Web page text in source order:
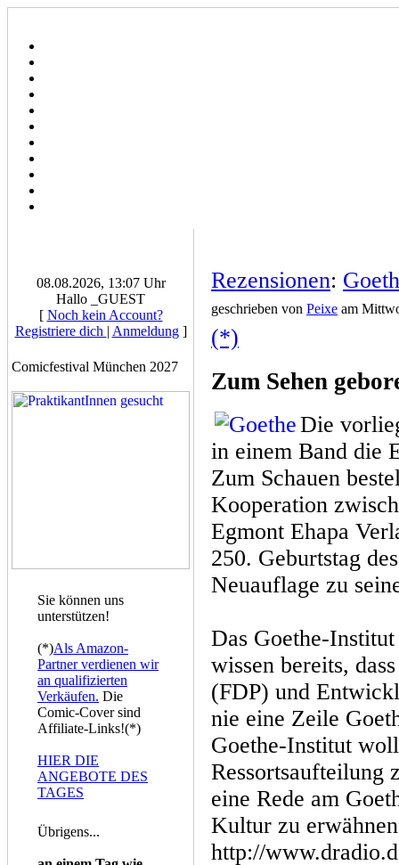
08.08.2026, 13:07 Uhr
Hallo _GUEST
[ Noch kein Account?
Registriere dich | Anmeldung]
Comicfestival München 2027
Sie können uns
unterstützen!
(*)Als Amazon-
Partner verdienen wir
an qualifizierten
Verkäufen. Die
Comic-Cover sind
Affiliate-Links!(*)
HIER DIE
ANGEBOTE DES
TAGES
Übrigens...
Rezensionen:
geschrieben von Peixe am
(*)
Zum Sehen
Die
in einem Band die
Zum Schauen
Kooperation
Egmont Ehapa
250. Geburtstag
Neuauflage zu
Das Goethe-
wissen bereits,
(FDP) und
nie eine Zeile
Goethe-Institut
Ressortsaufteilung
eine Rede am
Kultur zu
http://